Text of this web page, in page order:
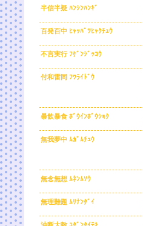
半信半疑 ﾊﾝｼﾝﾊﾝｷﾞ
百発百中 ﾋｬｯﾊﾟﾂﾋｬｸﾁｭｳ
不言実行 ﾌｹﾞﾝｼﾞｯｺｳ
付和雷同 ﾌﾜﾗｲﾄﾞｳ
暴飲暴食 ﾎﾞｳｲﾝﾎﾞｳｼｮｸ
無我夢中 ﾑｶﾞﾑﾁｭｳ
無念無想 ﾑﾈﾝﾑｿｳ
無理難題 ﾑﾘﾅﾝﾀﾞｲ